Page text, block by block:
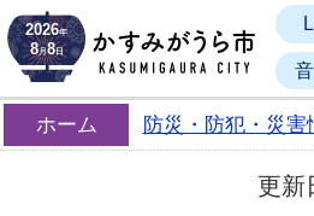
2026年
8月8日
ホーム 防災・防犯・災害
更新